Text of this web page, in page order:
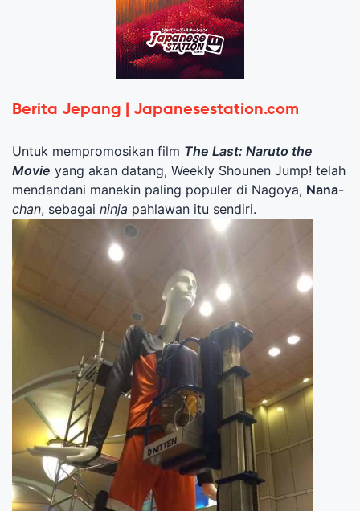
Berita Jepang | Japanesestation.com
Untuk mempromosikan film The Last: Naruto the
Movie yang akan datang, Weekly Shounen Jump! telah
mendandani manekin paling populer di Nagoya, Nana-
chan, sebagai ninja pahlawan itu sendiri.